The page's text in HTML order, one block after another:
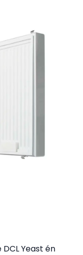
Yeast én